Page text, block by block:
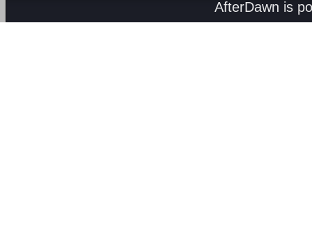
AfterDawn is